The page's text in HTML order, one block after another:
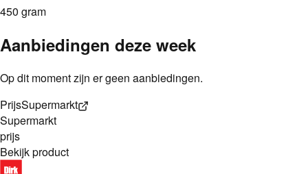
450 gram
Aanbiedingen deze week
Op dit moment zijn er geen aanbiedingen.
PrijsSupermarkt
Supermarkt
prijs
Bekijk product